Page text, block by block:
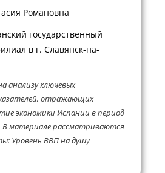
Романовна
государственный
в г. Славянск-на-
анализу ключевых
отражающих
экономики Испании в период
В материале рассматриваются
Уровень ВВП на душу